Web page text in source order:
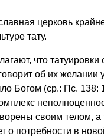
церковь
тату.
что татуировки
об их желании
Богом (ср.: Пс. 138:
своим телом, а
о потребности в